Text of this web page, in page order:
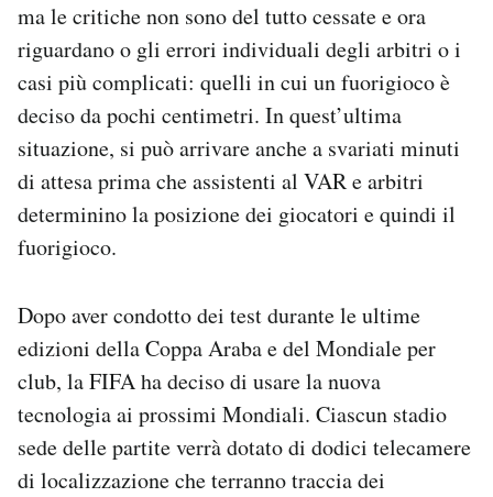
ma le critiche non sono del tutto cessate e ora
riguardano o gli errori individuali degli arbitri o i
casi più complicati: quelli in cui un fuorigioco è
deciso da pochi centimetri. In quest’ultima
situazione, si può arrivare anche a svariati minuti
di attesa prima che assistenti al VAR e arbitri
determinino la posizione dei giocatori e quindi il
fuorigioco.
Dopo aver condotto dei test durante le ultime
edizioni della Coppa Araba e del Mondiale per
club, la FIFA ha deciso di usare la nuova
tecnologia ai prossimi Mondiali. Ciascun stadio
sede delle partite verrà dotato di dodici telecamere
di localizzazione che terranno traccia dei